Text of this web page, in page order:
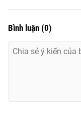
Photo
Video
Bình luận (0)